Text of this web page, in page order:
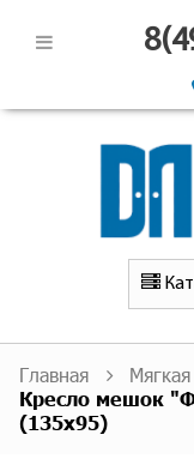
Главная Мягкая
Кресло мешок
(135x95)